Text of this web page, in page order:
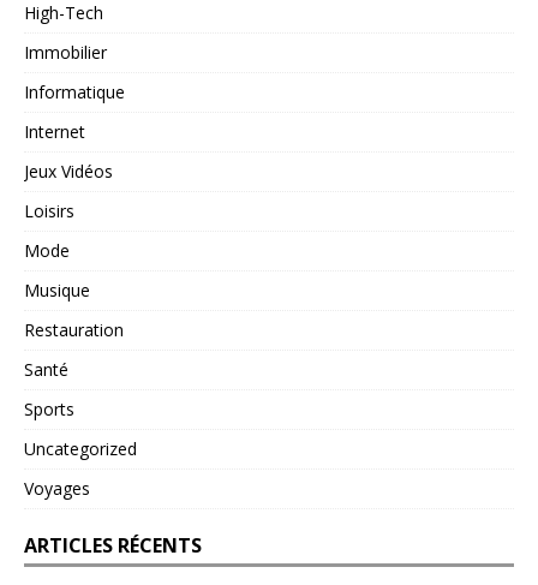
High-Tech
Immobilier
Informatique
Internet
Jeux Vidéos
Loisirs
Mode
Musique
Restauration
Santé
Sports
Uncategorized
Voyages
ARTICLES RÉCENTS